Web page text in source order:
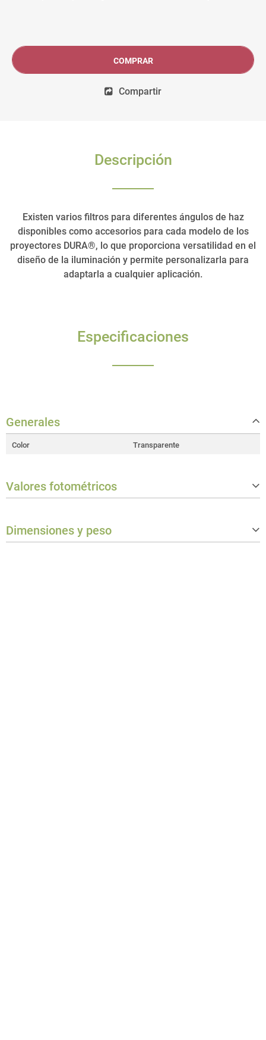
COMPRAR
Compartir
Descripción
Existen varios filtros para diferentes ángulos de haz
disponibles como accesorios para cada modelo de los
proyectores DURA®, lo que proporciona versatilidad en el
diseño de la iluminación y permite personalizarla para
adaptarla a cualquier aplicación.
Especificaciones
Generales
Color Transparente
Valores fotométricos
Dimensiones y peso